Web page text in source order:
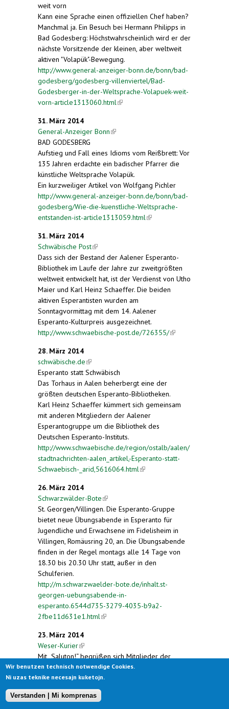
weit vorn
Kann eine Sprache einen offiziellen Chef haben?
Manchmal ja. Ein Besuch bei Hermann Philipps in
Bad Godesberg: Höchstwahrscheinlich wird er der
nächste Vorsitzende der kleinen, aber weltweit
aktiven "Volapük"-Bewegung.
http://www.general-anzeiger-bonn.de/bonn/bad-
godesberg/godesberg-villenviertel/Bad-
Godesberger-in-der-Weltsprache-Volapuek-weit-
vorn-article1313060.html (link is external)
31. März 2014
General-Anzeiger Bonn(link is external)
BAD GODESBERG
Aufstieg und Fall eines Idioms vom Reißbrett: Vor
135 Jahren erdachte ein badischer Pfarrer die
künstliche Weltsprache Volapük.
Ein kurzweiliger Artikel von Wolfgang Pichler
http://www.general-anzeiger-bonn.de/bonn/bad-
godesberg/Wie-die-kuenstliche-Weltsprache-
entstanden-ist-article1313059.html (link is
31. März 2014
Schwäbische Post(link is external)
Dass sich der Bestand der Aalener Esperanto-
Bibliothek im Laufe der Jahre zur zweitgrößten
weltweit entwickelt hat, ist der Verdienst von Utho
Maier und Karl Heinz Schaeffer. Die beiden
aktiven Esperantisten wurden am
Sonntagvormittag mit dem 14. Aalener
Esperanto-Kulturpreis ausgezeichnet.
http://www.schwaebische-post.de/726355/(link is
28. März 2014
schwäbische.de(link is external)
Esperanto statt Schwäbisch
Das Torhaus in Aalen beherbergt eine der
größten deutschen Esperanto-Bibliotheken.
Karl Heinz Schaeffer kümmert sich gemeinsam
mit anderen Mitgliedern der Aalener
Esperantogruppe um die Bibliothek des
Deutschen Esperanto-Instituts.
http://www.schwaebische.de/region/ostalb/aalen/
stadtnachrichten-aalen_artikel,-Esperanto-statt-
Schwaebisch-_arid,5616064.html (link is external)
26. März 2014
Schwarzwälder-Bote(link is external)
St. Georgen/Villingen. Die Esperanto-Gruppe
bietet neue Übungsabende in Esperanto für
Jugendliche und Erwachsene im Fidelisheim in
Villingen, Romäusring 20, an. Die Übungsabende
finden in der Regel montags alle 14 Tage von
18.30 bis 20.30 Uhr statt, außer in den
Schulferien.
http://m.schwarzwaelder-bote.de/inhalt.st-
georgen-uebungsabende-in-
esperanto.6544d735-3279-4035-b9a2-
2fbe11d631e1.html (link is external)
23. März 2014
Weser-Kurier(link is external)
Mit „Saluton!“ begrüßen sich Mitglieder der
Esperanto-Gruppe Unterweser e. V. im
„Panorama“ in Elsfleth. In diesem Restaurant
treffen sich alle paar Wochen Freunde der
internationalen Sprache Esperanto.
Wir benutzen technisch notwendige Cookies.
Ni uzas teknike necesajn kuketojn.
Verstanden | Mi komprenas